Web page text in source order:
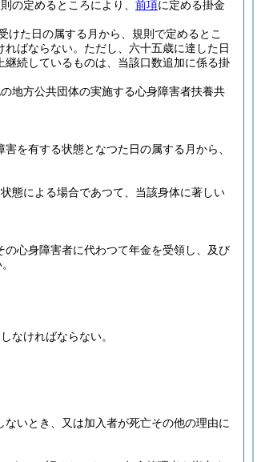
の定めるところにより、 前項に定める掛金
けた日の属する月から、規則で定めるとこ
ばならない。 ただし、六十五歳に達した日
続しているものは、当該口数追加に係る掛
地方公共団体の実施する心身障害者扶養共
を有する状態となつた日の属する月から、
態による場合であつて、当該身体に著しい
心身障害者に代わつて年金を受領し、及び
なければならない。
いとき、又は加入者が死亡その他の理由に